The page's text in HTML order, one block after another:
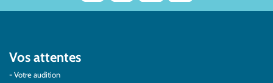
Vos attentes
Votre audition